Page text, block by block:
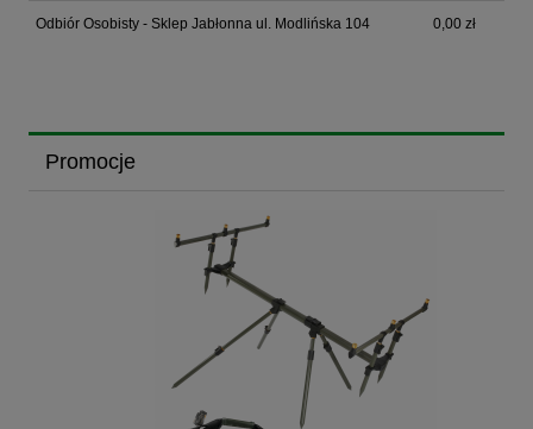
Odbiór Osobisty - Sklep Jabłonna ul. Modlińska 104 0,00 zł
Promocje